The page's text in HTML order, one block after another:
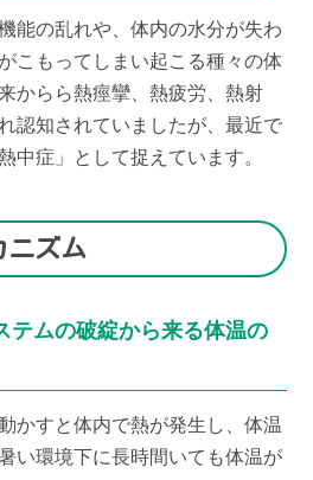
能の乱れや、体内の水分が失わ
こもってしまい起こる種々の体
からら熱痙攣、熱疲労、熱射
認知されていましたが、最近で
中症」として捉えています。
ニズム
テムの破綻から来る体温の
かすと体内で熱が発生し、体温
い環境下に長時間いても体温が